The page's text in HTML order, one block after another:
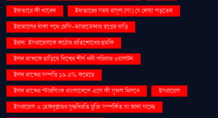
ইফতারে কী খাবেন
ইফতারের সময় রাসুল (সা.) যে দোয়া পড়তেন
ইয়ামালের বাঁকা পথে মেসি-ম্যারাডোনার স্বপ্নের বাড়ি
ইরান: ইসরায়েলকে কঠোর প্রতিশোধের হুমকি
ইলন মাস্ককে ছাড়িয়ে বিশ্বের শীর্ষ ধনী পরিবার ওয়ালটন
ইলন মাস্কের সম্পত্তি ১৯.২% কমেছে
ইলন মাস্কের স্টারলিংক বাংলাদেশে এলে কী সুফল মিলবে
ইসরায়েল
ইসরায়েল ও হেজবুল্লাহর যুদ্ধবিরতি চুক্তি সম্পর্কিত যা জানা যাচ্ছে